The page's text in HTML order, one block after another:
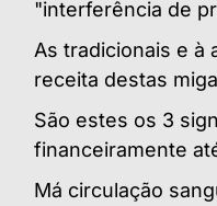
"interferência de
As tradicionais e à
receita destas
São estes os 3
financeiramente
Má circulação